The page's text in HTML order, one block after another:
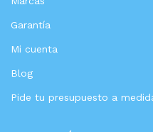
Garantía
Mi cuenta
Blog
Pide tu presupuesto a